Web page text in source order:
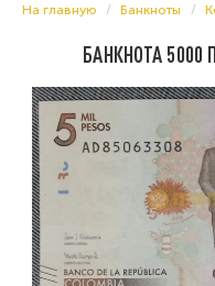
На главную Банкноты
БАНКНОТА 5000